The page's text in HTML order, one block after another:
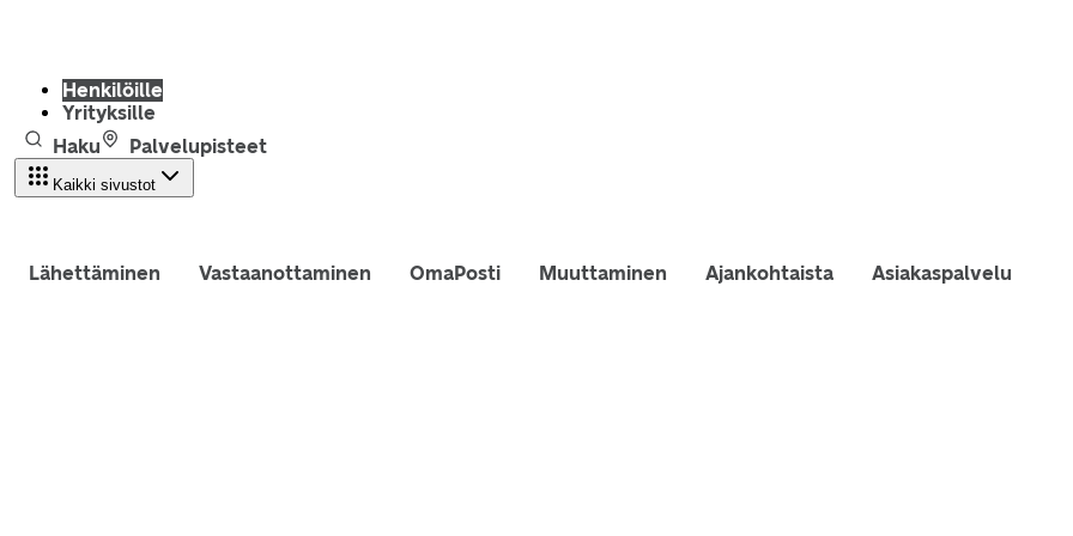
Henkilöille
Yrityksille
Haku
Palvelupisteet
Kaikki sivustot
Lähettäminen Vastaanottaminen OmaPosti Muuttaminen Ajankohtaista Asiakaspalvelu